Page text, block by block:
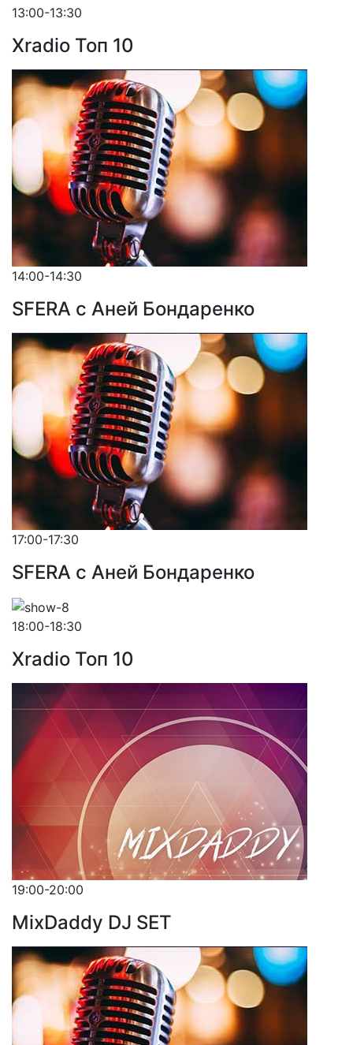
13:00-13:30
Xradio Топ 10
14:00-14:30
SFERA с Аней Бондаренко
17:00-17:30
SFERA с Аней Бондаренко
18:00-18:30
Xradio Топ 10
19:00-20:00
MixDaddy DJ SET